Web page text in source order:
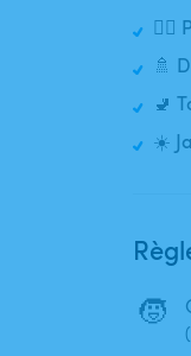
🏊‍♂️
🚿
🚽
☀️
🧒